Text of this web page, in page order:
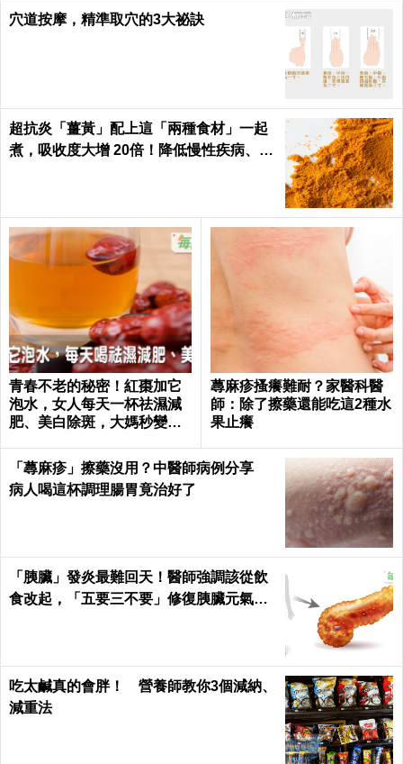
穴道按摩，精準取穴的3大祕訣
超抗炎「薑黃」配上這「兩種食材」一起
煮，吸收度大增 20倍！降低慢性疾病、癌
青春不老的秘密！紅棗加它
泡水，女人每天一杯祛濕減
肥、美白除斑，大媽秒變少
蕁麻疹搔癢難耐？家醫科醫
師：除了擦藥還能吃這2種水
果止癢
「蕁麻疹」擦藥沒用？中醫師病例分享
病人喝這杯調理腸胃竟治好了
「胰臟」發炎最難回天！醫師強調該從飲
食改起，「五要三不要」修復胰臟元氣｜
吃太鹹真的會胖！ 營養師教你3個減納、
減重法